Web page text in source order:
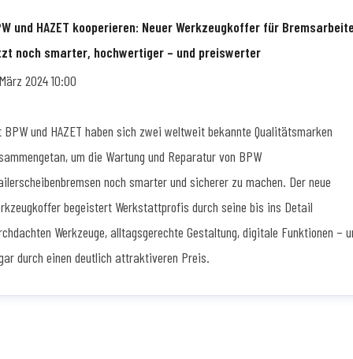
und HAZET kooperieren: Neuer Werkzeugkoffer für
noch smarter, hochwertiger – und preiswerter
2024 10:00
BPW und HAZET haben sich zwei weltweit bekannte Qualitätsmarken
um die Wartung und Reparatur von BPW
noch smarter und sicherer zu machen. Der neue
begeistert Werkstattprofis durch seine bis ins Detail
Werkzeuge, alltagsgerechte Gestaltung, digitale Funktionen –
durch einen deutlich attraktiveren Preis.